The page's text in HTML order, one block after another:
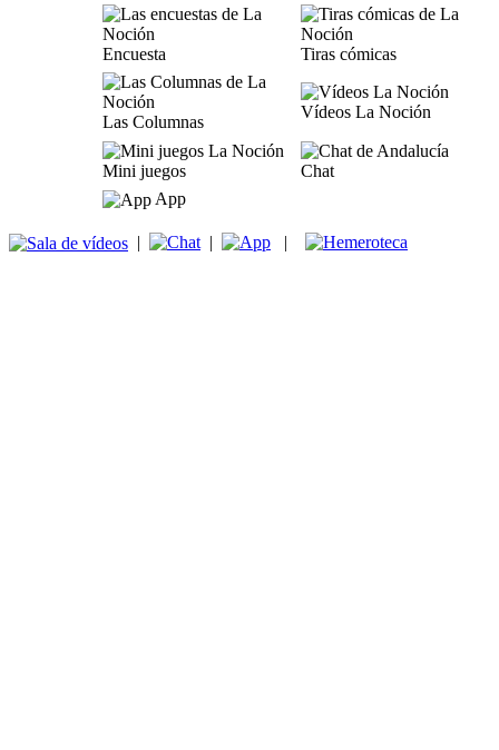
Encuesta Tiras cómicas
Las Columnas
Vídeos La Noción
Mini juegos
Chat
App
| | |